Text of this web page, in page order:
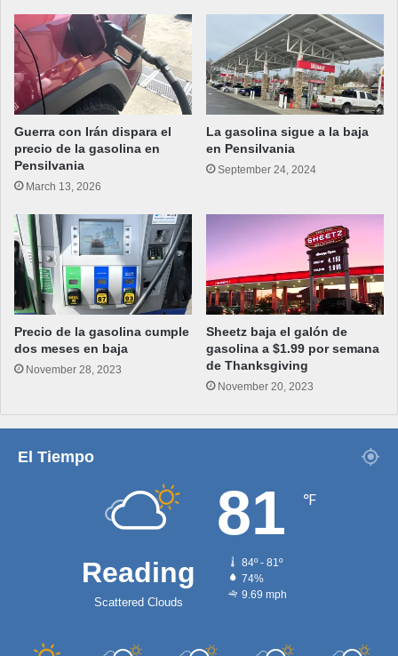
Guerra con Irán dispara el
precio de la gasolina en
Pensilvania
March 13, 2026
La gasolina sigue a la baja
en Pensilvania
September 24, 2024
Precio de la gasolina cumple
dos meses en baja
November 28, 2023
Sheetz baja el galón de
gasolina a $1.99 por semana
de Thanksgiving
November 20, 2023
El Tiempo
Reading
Scattered Clouds
81 ℉
84º - 81º
74%
9.69 mph